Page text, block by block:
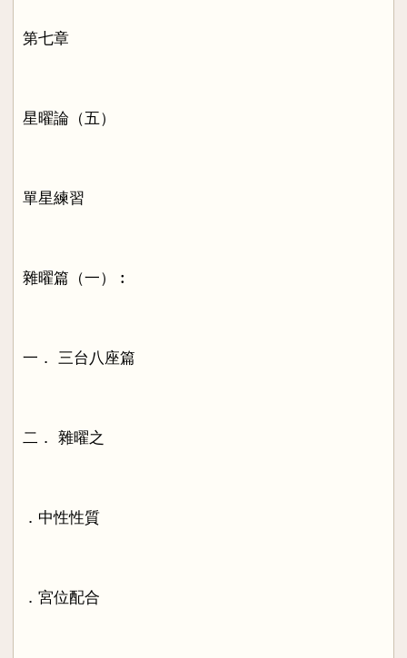
第七章
星曜論（五）
單星練習
雜曜篇（一）︰
一． 三台八座篇
二． 雜曜之
．中性性質
．宮位配合